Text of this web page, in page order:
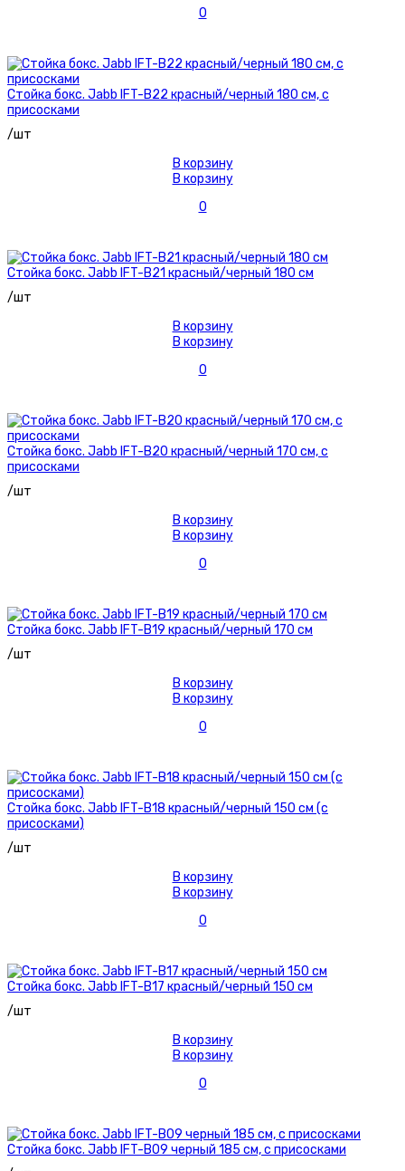
0
Стойка бокс. Jabb IFT-B22 красный/черный 180 см, с
присосками
/шт
В корзину
В корзину
0
Стойка бокс. Jabb IFT-B21 красный/черный 180 см
/шт
В корзину
В корзину
0
Стойка бокс. Jabb IFT-B20 красный/черный 170 см, с
присосками
/шт
В корзину
В корзину
0
Стойка бокс. Jabb IFT-B19 красный/черный 170 см
/шт
В корзину
В корзину
0
Стойка бокс. Jabb IFT-B18 красный/черный 150 см (с
присосками)
/шт
В корзину
В корзину
0
Стойка бокс. Jabb IFT-B17 красный/черный 150 см
/шт
В корзину
В корзину
0
Стойка бокс. Jabb IFT-B09 черный 185 см, с присосками